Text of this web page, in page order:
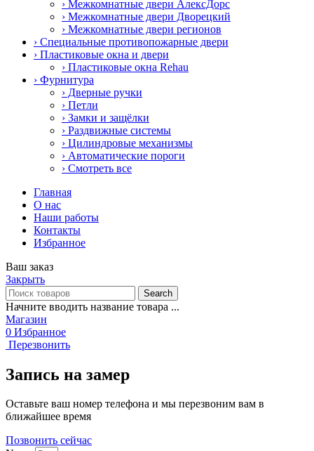
› Межкомнатные двери АлексДорс
› Межкомнатные двери Дворецкий
› Межкомнатные двери регионов
› Специальные противопожарные двери
› Пластиковые окна и двери
› Пластиковые окна Rehau
› Фурнитура
› Дверные ручки
› Петли
› Замки и защёлки
› Раздвижные системы
› Цилиндровые механизмы
› Автоматические пороги
› Смотреть все
Главная
О нас
Наши работы
Контакты
Избранное
Ваш заказ
Закрыть
Search
Начните вводить название товара ...
Магазин
0 Избранное
Перезвонить
Запись на замер
Оставьте ваш номер телефона и мы перезвоним вам в
ближайшее время
Позвонить сейчас